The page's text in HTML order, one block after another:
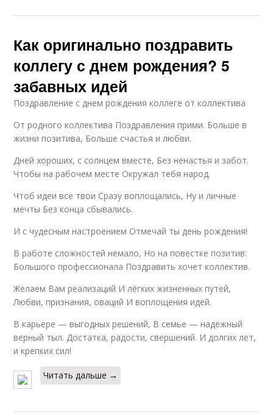
Как оригинально поздравить
коллегу с днем рождения? 5
забавных идей
Поздравление с днем рождения коллеге от коллектива
От родного коллектива Поздравления прими. Больше в
жизни позитива, Больше счастья и любви.
Дней хороших, с солнцем вместе, Без ненастья и забот.
Чтобы на рабочем месте Окружал тебя народ.
Чтоб идеи все твои Сразу воплощались, Ну и личные
мечты Без конца сбывались.
И с чудесным настроением Отмечай ты день рождения!
В работе сложностей немало, Но на повестке позитив:
Большого профессионала Поздравить хочет коллектив.
Желаем Вам реализаций И лёгких жизненных путей,
Любви, признания, оваций И воплощения идей.
В карьере — выгодных решений, В семье — надёжный
верный тыл. Достатка, радости, свершений. И долгих лет,
и крепких сил!
Читать дальше →